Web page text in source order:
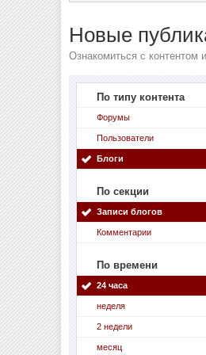
Новые
Ознакомиться с контентом
По типу контента
Форумы
Пользователи
Блоги
По секции
Записи блогов
Комментарии
По времени
24 часа
неделя
2 недели
месяц